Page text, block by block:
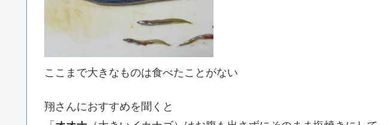
ここまで大きなものは食べたことがない
翔さんにおすすめを聞くと